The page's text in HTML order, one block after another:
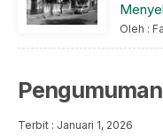
Oleh :
Pengumuman
Terbit : Januari 1, 2026